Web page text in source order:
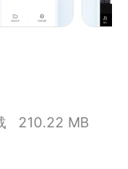
建议进行反
为其客户端APP
210.22 MB